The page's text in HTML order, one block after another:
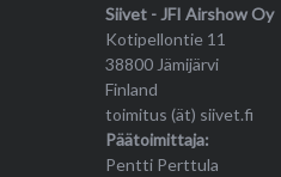
Siivet - JFI Airshow Oy
Kotipellontie 11
38800 Jämijärvi
Finland
toimitus (ät) siivet.fi
Päätoimittaja:
Pentti Perttula